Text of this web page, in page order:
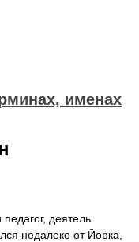
именах
деятель
недалеко от Йорка,